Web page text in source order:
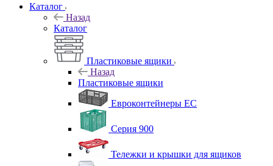
Каталог
Назад
Каталог
Пластиковые ящики
Назад
Пластиковые ящики
Евроконтейнеры ЕС
Серия 900
Тележки и крышки для ящиков